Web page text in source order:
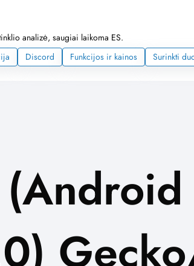
analizė, saugiai laikoma ES.
Discord Funkcijos ir kainos Surinkti